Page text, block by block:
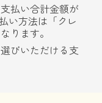
払い合計金額が
い方法は「クレ
ります。
びいただける支